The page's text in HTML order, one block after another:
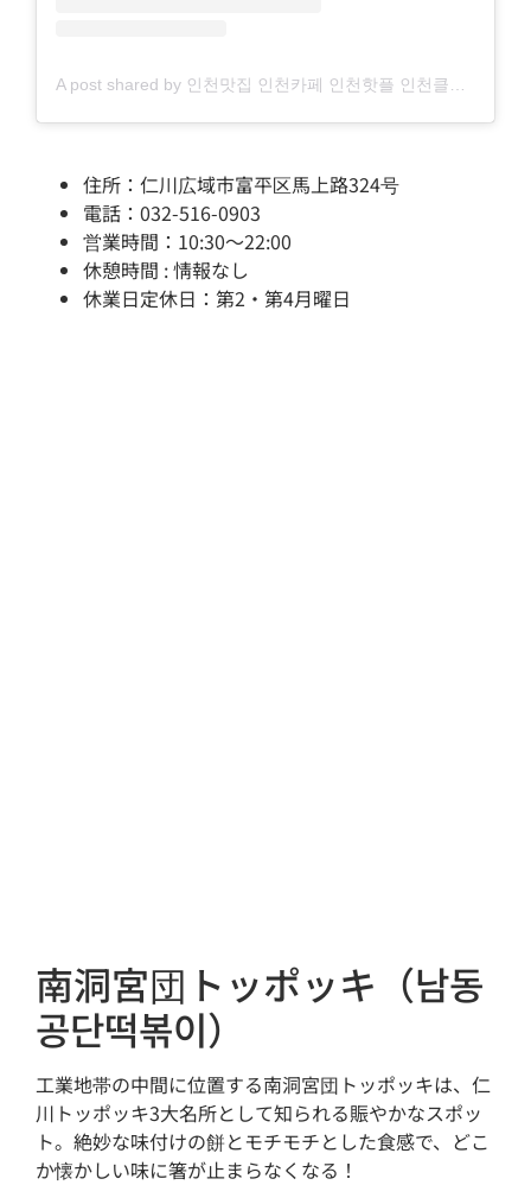
住所：仁川広域市富平区馬上路324号
電話：032-516-0903
営業時間：10:30～22:00
休憩時間 : 情報なし
休業日定休日：第2・第4月曜日
南洞宮団トッポッキ（남동
공단떡볶이）
工業地帯の中間に位置する南洞宮団トッポッキは、仁
川トッポッキ3大名所として知られる賑やかなスポッ
ト。絶妙な味付けの餅とモチモチとした食感で、どこ
か懐かしい味に箸が止まらなくなる！